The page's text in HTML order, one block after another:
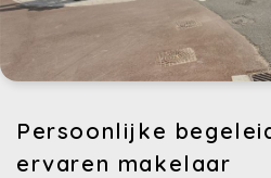
Persoonlijke
ervaren makelaar